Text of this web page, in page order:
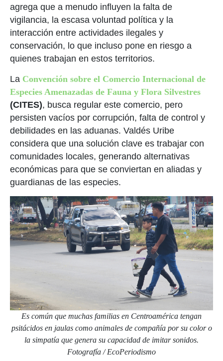
agrega que a menudo influyen la falta de
vigilancia, la escasa voluntad política y la
interacción entre actividades ilegales y
conservación, lo que incluso pone en riesgo a
quienes trabajan en estos territorios.
La Convención sobre el Comercio Internacional de
Especies Amenazadas de Fauna y Flora Silvestres
(CITES), busca regular este comercio, pero
persisten vacíos por corrupción, falta de control y
debilidades en las aduanas. Valdés Uribe
considera que una solución clave es trabajar con
comunidades locales, generando alternativas
económicas para que se conviertan en aliadas y
guardianas de las especies.
Es común que muchas familias en Centroamérica tengan
psitácidos en jaulas como animales de compañía por su color o
la simpatía que genera su capacidad de imitar sonidos.
Fotografía / EcoPeriodismo